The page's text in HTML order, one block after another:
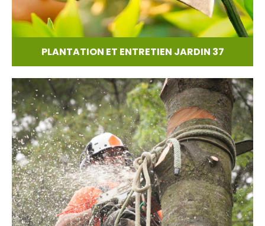
PLANTATION ET ENTRETIEN JARDIN 37